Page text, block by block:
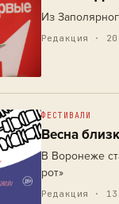
Из
Редакция ·
ФЕСТИВАЛИ
Весна
В Воронеже
рот»
Редакция ·